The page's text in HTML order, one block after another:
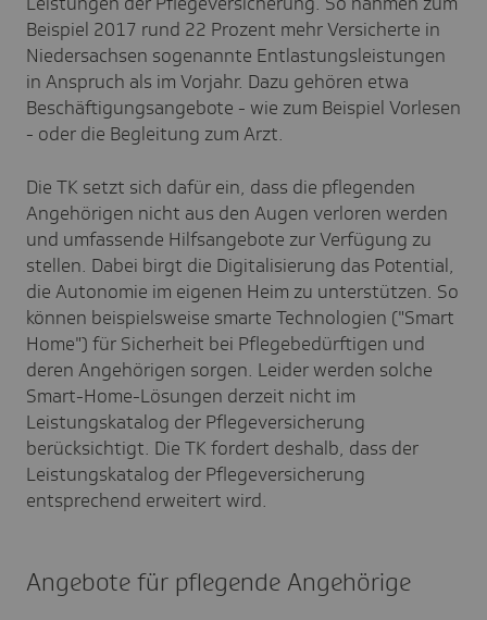
Beispiel 2017 rund 22 Prozent mehr Versicherte in
Niedersachsen sogenannte Entlastungsleistungen
in Anspruch als im Vorjahr. Dazu gehören etwa
Beschäftigungsangebote - wie zum Beispiel Vorlesen
- oder die Begleitung zum Arzt.
Die TK setzt sich dafür ein, dass die pflegenden
Angehörigen nicht aus den Augen verloren werden
und umfassende Hilfsangebote zur Verfügung zu
stellen. Dabei birgt die Digitalisierung das Potential,
die Autonomie im eigenen Heim zu unterstützen. So
können beispielsweise smarte Technologien ("Smart
Home") für Sicherheit bei Pflegebedürftigen und
deren Angehörigen sorgen. Leider werden solche
Smart-Home-Lösungen derzeit nicht im
Leistungskatalog der Pflegeversicherung
berücksichtigt. Die TK fordert deshalb, dass der
Leistungskatalog der Pflegeversicherung
entsprechend erweitert wird.
Angebote für pflegende An­ge­hö­ri­ge